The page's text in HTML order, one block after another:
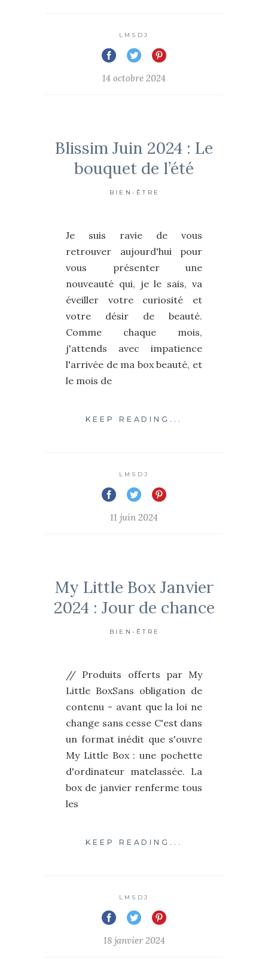
LMSDJ
14 octobre 2024
Blissim Juin 2024 : Le
bouquet de l’été
BIEN-ÊTRE
Je suis ravie de vous
retrouver aujourd'hui pour
vous présenter une
nouveauté qui, je le sais, va
éveiller votre curiosité et
votre désir de beauté.
Comme chaque mois,
j'attends avec impatience
l'arrivée de ma box beauté, et
le mois de
KEEP READING...
LMSDJ
11 juin 2024
My Little Box Janvier
2024 : Jour de chance
BIEN-ÊTRE
// Produits offerts par My
Little BoxSans obligation de
contenu - avant que la loi ne
change sans cesse C'est dans
un format inédit que s'ouvre
My Little Box : une pochette
d'ordinateur matelassée. La
box de janvier renferme tous
les
KEEP READING...
LMSDJ
18 janvier 2024